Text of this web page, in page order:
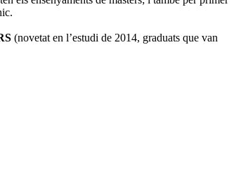
(novetat en l’estudi de 2014, graduats que van